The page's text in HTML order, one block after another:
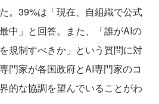
。39%は「現在、自組織で公式
中」と回答。また、「誰がAIの
規制すべきか」という質問に対
門家が各国政府とAI専門家のコ
的な協調を望んでいることがわ